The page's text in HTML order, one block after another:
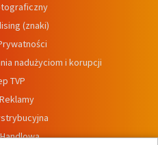
(znaki)
nadużyciom i korupcji
TVP